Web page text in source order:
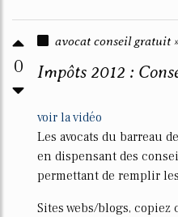
0
avocat conseil gratuit
Impôts 2012 :
voir la vidéo
Les avocats du barreau
en dispensant des
permettant de remplir
Sites webs/blogs, copiez